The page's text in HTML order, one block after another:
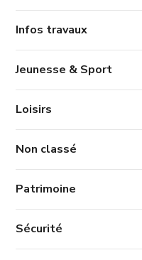
Infos travaux
Jeunesse & Sport
Loisirs
Non classé
Patrimoine
Sécurité